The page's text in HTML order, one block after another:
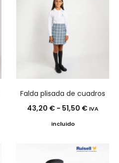
Falda plisada de cuadros
43,20 € - 51,50 €Rango
desde
IVA
incluido